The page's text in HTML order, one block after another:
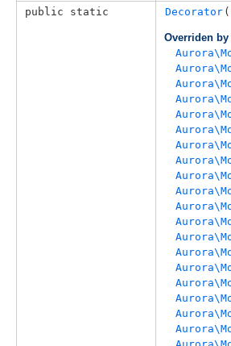
public static
Decorator
Overriden by